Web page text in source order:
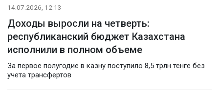
14.07.2026, 12:13
Доходы выросли на четверть:
республиканский бюджет Казахстана
исполнили в полном объеме
За первое полугодие в казну поступило 8,5 трлн тенге без
учета трансфертов